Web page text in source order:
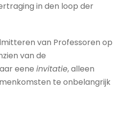
in den loop der
van Professoren op
van de
eene invitatie, alleen
te onbelangrijk